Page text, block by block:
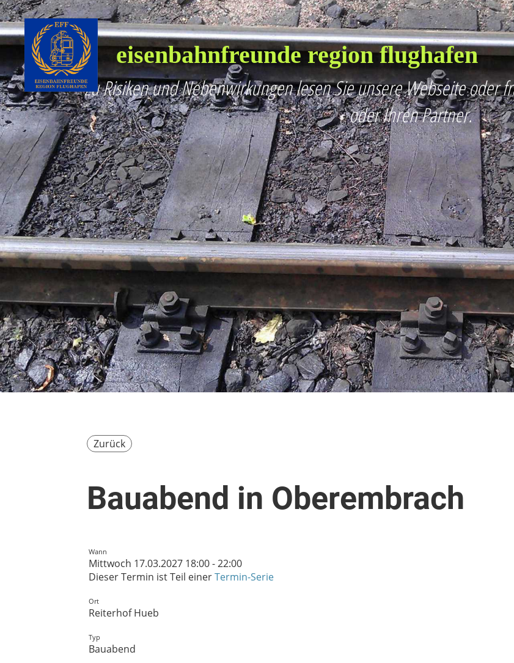
eisenbahnfreunde region flughafen
Zu Risiken und Nebenwirkungen lesen Sie unsere Webseite oder
oder Ihren Partner.
Zurück
Bauabend in Oberembrach
Wann
Mittwoch 17.03.2027 18:00 - 22:00
Dieser Termin ist Teil einerTermin-Serie
Ort
Reiterhof Hueb
Typ
Bauabend